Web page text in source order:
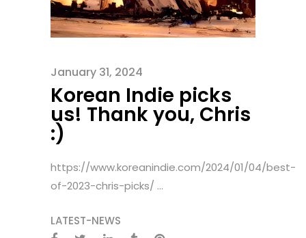
January 31, 2024
Korean Indie picks
us! Thank you, Chris
:)
https://www.koreanindie.com/2024/01/04/best-
of-2023-chris-picks/ ...
LATEST-NEWS